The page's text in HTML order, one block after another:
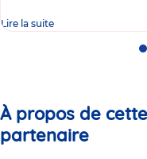
Lire la suite
À propos de
partenaire